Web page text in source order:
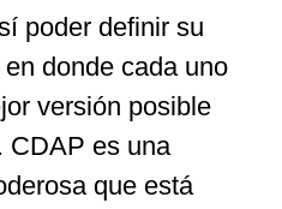
poder definir su
donde cada uno
versión posible
CDAP es una
que está